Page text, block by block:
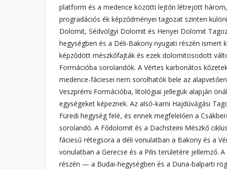
platform és a medence közötti lejtőn létrejött
progradációs ék képződményei tagozat szinten
Dolomit, Sédvölgyi Dolomit és Henyei Dolomit
hegységben és a Déli-Bakony nyugati részén ismert
képződött mészkőfajták és ezek dolomitosodott
Formációba sorolandók. A Vértes karbonátos
medence-fáciesei nem sorolhatók bele az
Veszprémi Formációba, litológiai jellegük alapján
egységeket képeznek. Az alsó-karni Hajdúvágási
Füredi hegység felé, és ennek megfelelően a
sorolandó. A Fődolomit és a Dachsteini Mészkő
fáciesű rétegsora a déli vonulatban a Bakony és a
vonulatban a Gerecse és a Pilis területére jellemző.
részén — a Budai-hegységben és a Duna-balparti